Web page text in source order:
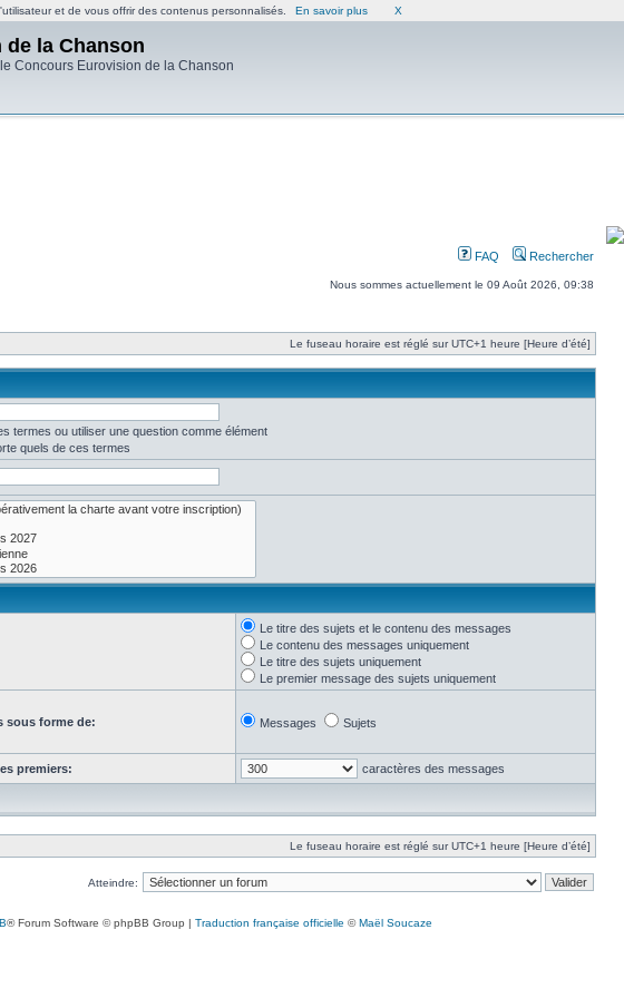
la Chanson
Concours Eurovision de la Chanson
FAQ Rechercher
Nous sommes actuellement le 09 Août 2026, 09:38
Le fuseau horaire est réglé sur UTC+1 heure [Heure d’été]
termes ou utiliser une question comme élément
quels de ces termes
Le titre des sujets et le contenu des messages
Le contenu des messages uniquement
Le titre des sujets uniquement
Le premier message des sujets uniquement
sous forme de: Messages Sujets
premiers: caractères des messages
Le fuseau horaire est réglé sur UTC+1 heure [Heure d’été]
Atteindre:
® Forum Software © phpBB Group | Traduction française officielle ©Maël Soucaze
et de vous offrir des contenus personnalisés. En savoir plus X